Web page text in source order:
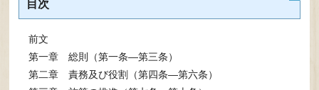
目次
前文
第一章 総則（第一条―第三条）
第二章 責務及び役割（第四条―第六条）